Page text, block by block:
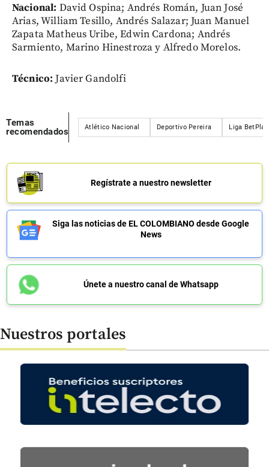
Nacional: David Ospina; Andrés Román, Juan José
Arias, William Tesillo, Andrés Salazar; Juan Manuel
Zapata Matheus Uribe, Edwin Cardona; Andrés
Sarmiento, Marino Hinestroza y Alfredo Morelos.
Técnico: Javier Gandolfi
Temas
recomendados
Atlético Nacional Deportivo Pereira Liga BetPlay
Regístrate a nuestro newsletter
Siga las noticias de EL COLOMBIANO desde Google
News
Únete a nuestro canal de Whatsapp
Nuestros portales